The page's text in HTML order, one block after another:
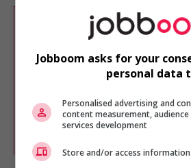
Désolé, cette recherche n'a
résultat.
Veuillez faire une nouvelle
Vous pouvez en tout temps
chercher un poste selon
d'intérêt en emploi en vous
comme membre Jobboom.
Jobboom asks for your
personal data
Personalised advertising and
content measurement, audience
services development
Store and/or access